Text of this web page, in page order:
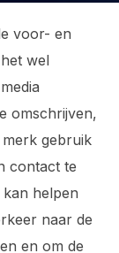
voor- en
wel
omschrijven,
gebruik
contact te
helpen
naar de
en om de